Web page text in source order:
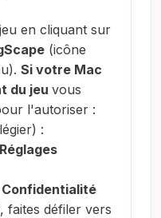
en cliquant sur
(icône
Si votre Mac
du jeu vous
l'autoriser :
:
Réglages
Confidentialité
, faites défiler vers